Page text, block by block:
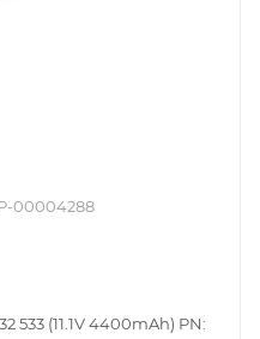
00004288
533 (11.1V 4400mAh) PN: